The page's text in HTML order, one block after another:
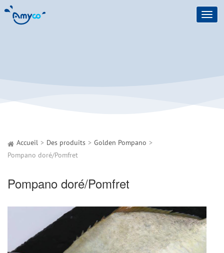
Accueil Des produits
Golden Pompano
Pompano doré/Pomfret
Pompano doré/Pomfret